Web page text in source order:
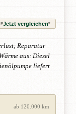
Jetzt vergleichen*
Reparatur
aus: Diesel
liefert
ab 120.000 km